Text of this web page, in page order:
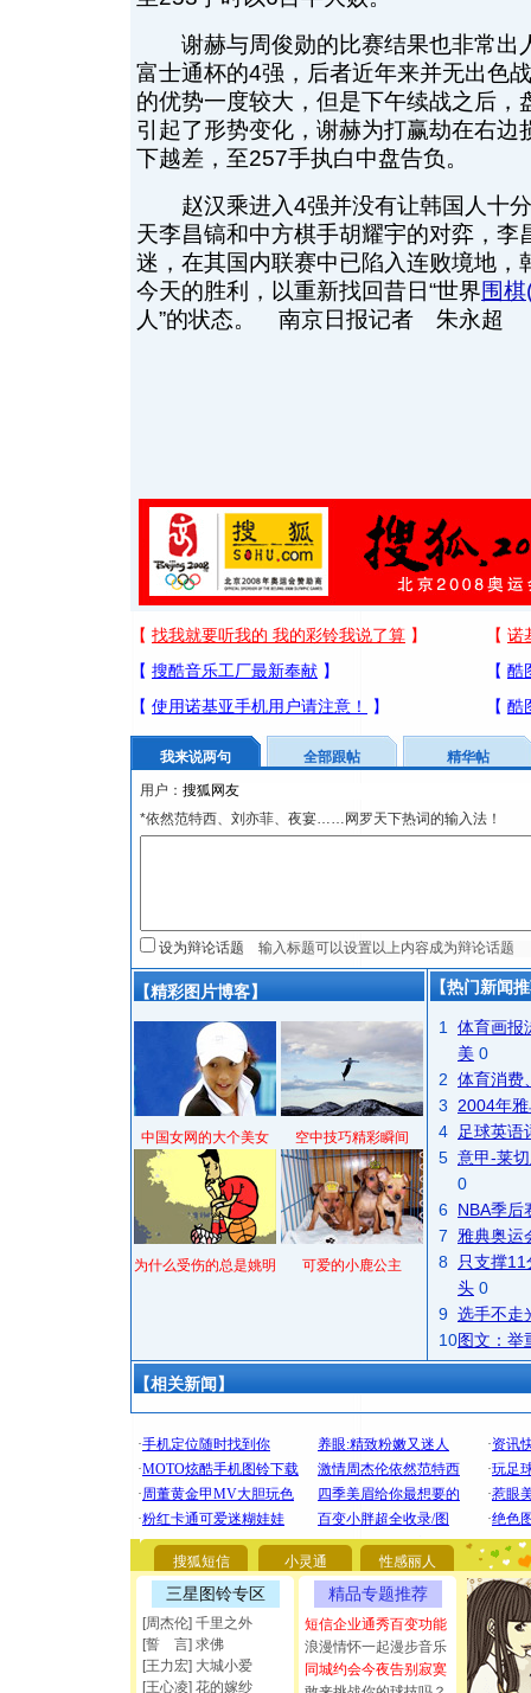
谢赫与周俊勋的比赛结果也非常出
富士通杯的4强，后者近年来并无出色
的优势一度较大，但是下午续战之后，
引起了形势变化，谢赫为打赢劫在右边
下越差，至257手执白中盘告负。
赵汉乘进入4强并没有让韩国人十分
天李昌镐和中方棋手胡耀宇的对弈，李
迷，在其国内联赛中已陷入连败境地，
今天的胜利，以重新找回昔日“世界围棋
人”的状态。 南京日报记者 朱永超
我来说两句 全部跟帖
精华帖
用户：
*依然范特西、刘亦菲、夜宴……网罗天下热词的输入法！
设为辩论话题
【精彩图片博客】
中国女网的大个美女 空中技巧精彩瞬间
为什么受伤的总是姚明 可爱的小鹿公主
【热门新闻
1
体育画报
美 0
2 体育消费
3
2004年
4
足球英语
5 意甲-莱
0
6 NBA季后
7
雅典奥运
8
只支撑
头 0
9 选手不走
10图文：举
【相关新闻】
搜狐短信 小灵通 性感丽人
三星图铃专区
[周杰伦] 千里之外
[誓 言] 求佛
[王力宏] 大城小爱
[王心凌] 花的嫁纱
精品专题推荐
短信企业通秀百变功能
浪漫情怀一起漫步音乐
同城约会今夜告别寂寞
[圣诞节]
要平安
[圣诞节]
能正大光
都要快乐
[圣诞节]
如意,快